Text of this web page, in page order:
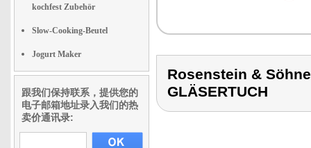
kochfest Zubehör
Slow-Cooking-Beutel
Jogurt Maker
跟我们保持联系，提供您的
电子邮箱地址录入我们的热
卖价通讯录:
Rosenstein &
GLÄSERTUCH